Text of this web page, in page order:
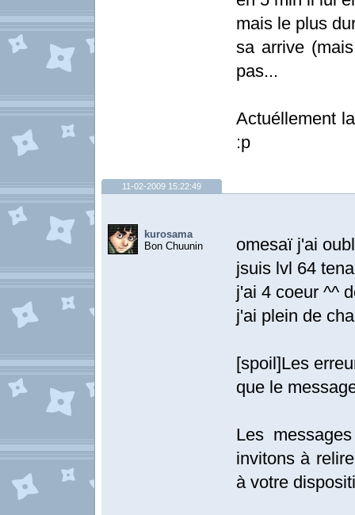
mais le plus
sa arrive
pas...
Actuéllement
:p
11-02-2009 15:22:49
kurosama
Bon Chuunin
omesaï j'ai
jsuis lvl 64
j'ai 4 coeur ^^
j'ai plein de
[spoil]Les
que le
Les
invitons à
à votre